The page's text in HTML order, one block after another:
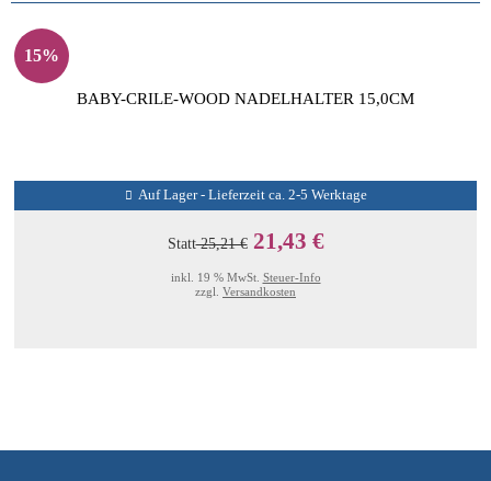
15%
BABY-CRILE-WOOD NADELHALTER 15,0CM
Auf Lager - Lieferzeit ca. 2-5 Werktage
Statt25,21 € 21,43 €
inkl. 19 % MwSt. Steuer-Info
zzgl. Versandkosten